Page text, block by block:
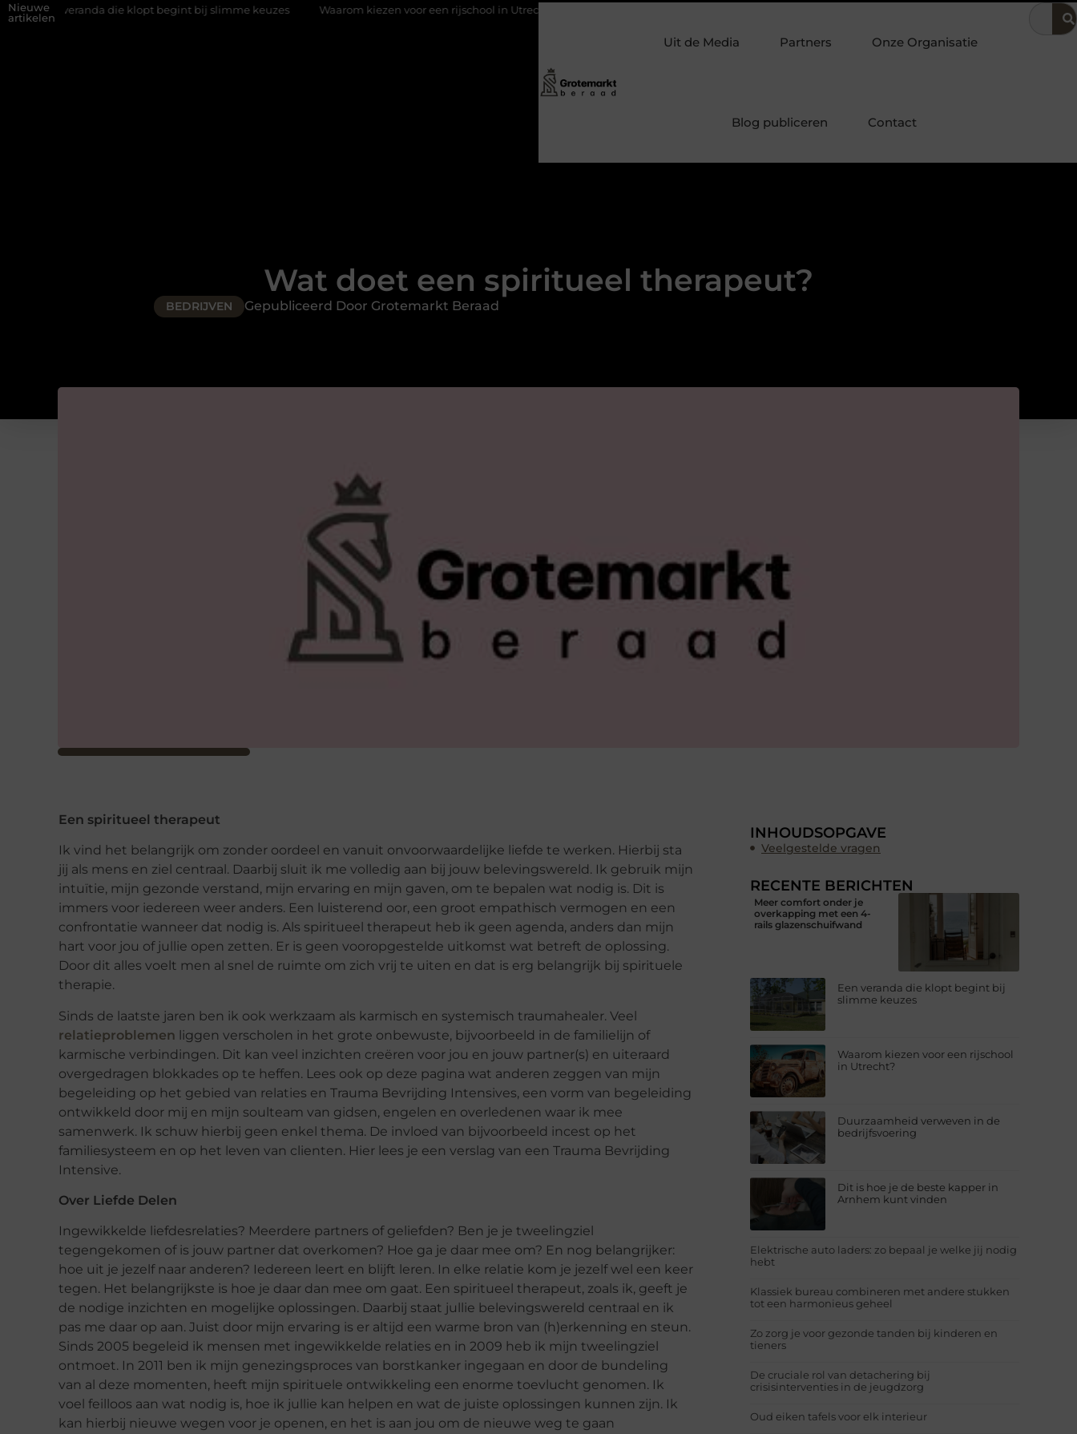
Nieuwe
artikelen
die klopt begint bij slimme keuzes Waarom kiezen voor een rijschool in Utrecht? Duurzaamheid verweven in de bedrijfsvoering
Uit de Media Partners Onze Organisatie
Blog publiceren Contact
Wat doet een spiritueel therapeut?
BEDRIJVEN Gepubliceerd Door Grotemarkt Beraad
Een spiritueel therapeut
Ik vind het belangrijk om zonder oordeel en vanuit onvoorwaardelijke liefde te werken. Hierbij sta
jij als mens en ziel centraal. Daarbij sluit ik me volledig aan bij jouw belevingswereld. Ik gebruik mijn
intuïtie, mijn gezonde verstand, mijn ervaring en mijn gaven, om te bepalen wat nodig is. Dit is
immers voor iedereen weer anders. Een luisterend oor, een groot empathisch vermogen en een
confrontatie wanneer dat nodig is. Als spiritueel therapeut heb ik geen agenda, anders dan mijn
hart voor jou of jullie open zetten. Er is geen vooropgestelde uitkomst wat betreft de oplossing.
Door dit alles voelt men al snel de ruimte om zich vrij te uiten en dat is erg belangrijk bij spirituele
therapie.
Sinds de laatste jaren ben ik ook werkzaam als karmisch en systemisch traumahealer. Veel
relatieproblemen liggen verscholen in het grote onbewuste, bijvoorbeeld in de familielijn of
karmische verbindingen. Dit kan veel inzichten creëren voor jou en jouw partner(s) en uiteraard
overgedragen blokkades op te heffen. Lees ook op deze pagina wat anderen zeggen van mijn
begeleiding op het gebied van relaties en Trauma Bevrijding Intensives, een vorm van begeleiding
ontwikkeld door mij en mijn soulteam van gidsen, engelen en overledenen waar ik mee
samenwerk. Ik schuw hierbij geen enkel thema. De invloed van bijvoorbeeld incest op het
familiesysteem en op het leven van clienten. Hier lees je een verslag van een Trauma Bevrijding
Intensive.
Over Liefde Delen
Ingewikkelde liefdesrelaties? Meerdere partners of geliefden? Ben je je tweelingziel
tegengekomen of is jouw partner dat overkomen? Hoe ga je daar mee om? En nog belangrijker:
hoe uit je jezelf naar anderen? Iedereen leert en blijft leren. In elke relatie kom je jezelf wel een keer
tegen. Het belangrijkste is hoe je daar dan mee om gaat. Een spiritueel therapeut, zoals ik, geeft je
de nodige inzichten en mogelijke oplossingen. Daarbij staat jullie belevingswereld centraal en ik
pas me daar op aan. Juist door mijn ervaring is er altijd een warme bron van (h)erkenning en steun.
Sinds 2005 begeleid ik mensen met ingewikkelde relaties en in 2009 heb ik mijn tweelingziel
ontmoet. In 2011 ben ik mijn genezingsproces van borstkanker ingegaan en door de bundeling
van al deze momenten, heeft mijn spirituele ontwikkeling een enorme toevlucht genomen. Ik
voel feilloos aan wat nodig is, hoe ik jullie kan helpen en wat de juiste oplossingen kunnen zijn. Ik
kan hierbij nieuwe wegen voor je openen, en het is aan jou om de nieuwe weg te gaan
INHOUDSOPGAVE
Veelgestelde vragen
RECENTE BERICHTEN
Meer comfort onder je
overkapping met een 4-
rails glazenschuifwand
Een veranda die klopt begint bij
slimme keuzes
Waarom kiezen voor een rijschool
in Utrecht?
Duurzaamheid verweven in de
bedrijfsvoering
Dit is hoe je de beste kapper in
Arnhem kunt vinden
Elektrische auto laders: zo bepaal je welke jij nodig
hebt
Klassiek bureau combineren met andere stukken
tot een harmonieus geheel
Zo zorg je voor gezonde tanden bij kinderen en
tieners
De cruciale rol van detachering bij
crisisinterventies in de jeugdzorg
Oud eiken tafels voor elk interieur